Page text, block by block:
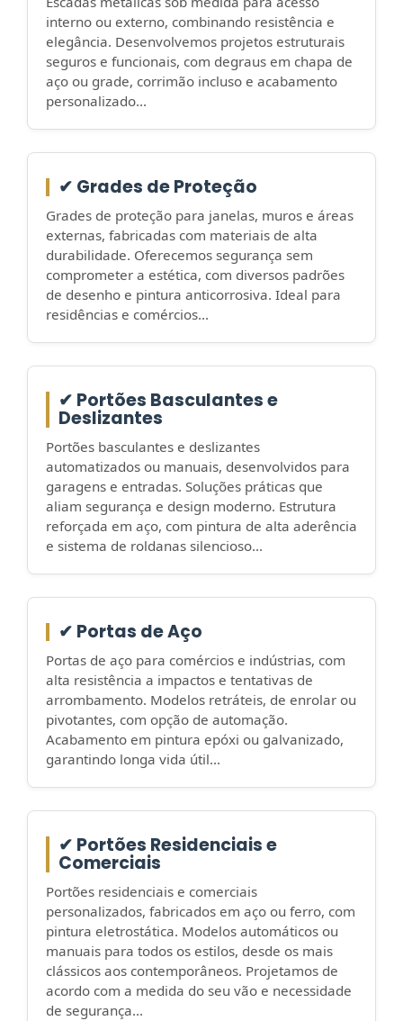
interno ou externo, combinando resistência e
elegância. Desenvolvemos projetos estruturais
seguros e funcionais, com degraus em chapa de
aço ou grade, corrimão incluso e acabamento
personalizado...
✔ Grades de Proteção
Grades de proteção para janelas, muros e áreas
externas, fabricadas com materiais de alta
durabilidade. Oferecemos segurança sem
comprometer a estética, com diversos padrões
de desenho e pintura anticorrosiva. Ideal para
residências e comércios...
✔ Portões Basculantes e
Deslizantes
Portões basculantes e deslizantes
automatizados ou manuais, desenvolvidos para
garagens e entradas. Soluções práticas que
aliam segurança e design moderno. Estrutura
reforçada em aço, com pintura de alta aderência
e sistema de roldanas silencioso...
✔ Portas de Aço
Portas de aço para comércios e indústrias, com
alta resistência a impactos e tentativas de
arrombamento. Modelos retráteis, de enrolar ou
pivotantes, com opção de automação.
Acabamento em pintura epóxi ou galvanizado,
garantindo longa vida útil...
✔ Portões Residenciais e
Comerciais
Portões residenciais e comerciais
personalizados, fabricados em aço ou ferro, com
pintura eletrostática. Modelos automáticos ou
manuais para todos os estilos, desde os mais
clássicos aos contemporâneos. Projetamos de
acordo com a medida do seu vão e necessidade
de segurança...